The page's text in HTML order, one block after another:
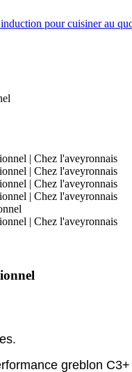
pour cuisiner au
greblon